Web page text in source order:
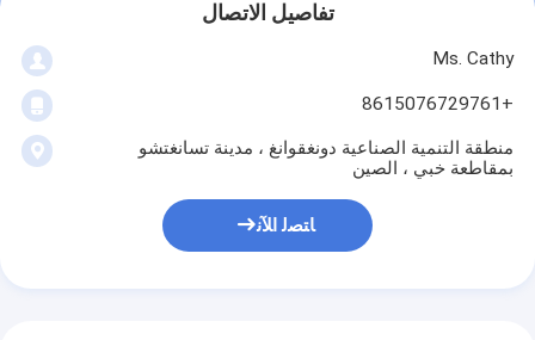
تفاصيل الاتصال
Ms. Cathy
+8615076729761
منطقة التنمية الصناعية دونغقوانغ ، مدينة تسانغتشو
بمقاطعة خبي ، الصين
ﺎﺘﺼﻟ ﺍﻶﻧ